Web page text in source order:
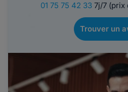
01 75 75 42 337j/7 (prix
Trouver un